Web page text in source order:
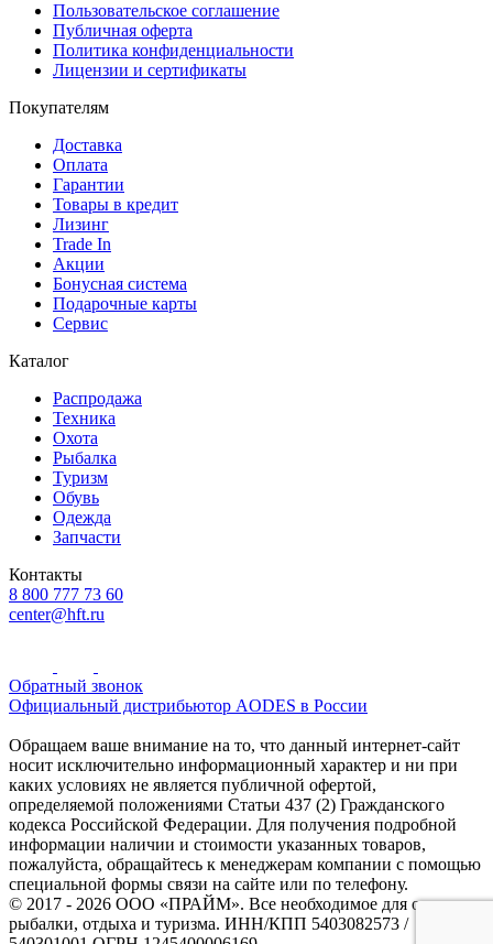
Пользовательское соглашение
Публичная оферта
Политика конфиденциальности
Лицензии и сертификаты
Покупателям
Доставка
Оплата
Гарантии
Товары в кредит
Лизинг
Trade In
Акции
Бонусная система
Подарочные карты
Сервис
Каталог
Распродажа
Техника
Охота
Рыбалка
Туризм
Обувь
Одежда
Запчасти
Контакты
8 800 777 73 60
center@hft.ru
Обратный звонок
Официальный дистрибьютор AODES в России
Обращаем ваше внимание на то, что данный интернет-сайт
носит исключительно информационный характер и ни при
каких условиях не является публичной офертой,
определяемой положениями Статьи 437 (2) Гражданского
кодекса Российской Федерации. Для получения подробной
информации наличии и стоимости указанных товаров,
пожалуйста, обращайтесь к менеджерам компании с помощью
специальной формы связи на сайте или по телефону.
© 2017 - 2026 ООО «ПРАЙМ». Все необходимое для охоты и
рыбалки, отдыха и туризма. ИНН/КПП 5403082573 /